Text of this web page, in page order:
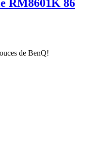
RM8601K 86
de BenQ!